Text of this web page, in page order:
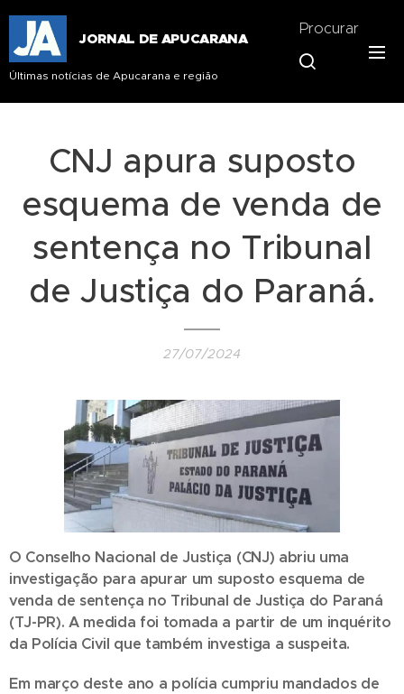
JORNAL DE APUCARANA
Últimas notícias de Apucarana e região
Procurar
CNJ apura suposto
esquema de venda de
sentença no Tribunal
de Justiça do Paraná.
27/07/2024
O Conselho Nacional de Justiça (CNJ) abriu uma
investigação para apurar um suposto esquema de
venda de sentença no Tribunal de Justiça do Paraná
(TJ-PR). A medida foi tomada a partir de um inquérito
da Polícia Civil que também investiga a suspeita.
Em março deste ano a polícia cumpriu mandados de